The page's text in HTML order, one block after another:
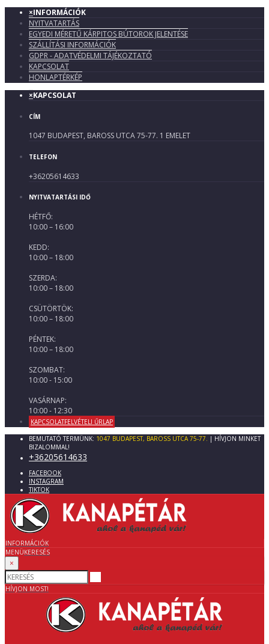
×INFORMÁCIÓK
NYITVATARTÁS
EGYEDI MÉRETŰ KÁRPITOS BÚTOROK JELENTÉSE
SZÁLLÍTÁSI INFORMÁCIÓK
GDPR - ADATVÉDELMI TÁJÉKOZTATÓ
KAPCSOLAT
HONLAPTÉRKÉP
×KAPCSOLAT
CÍM
1047 BUDAPEST, BAROSS UTCA 75-77. 1 EMELET
TELEFON
+36205614633
NYITVATARTÁSI IDŐ
HÉTFŐ:
10:00 – 16:00
KEDD:
10:00 – 18:00
SZERDA:
10:00 – 18:00
CSÜTÖRTÖK:
10:00 – 18:00
PÉNTEK:
10:00 – 18:00
SZOMBAT:
10:00 - 15:00
VASÁRNAP:
10:00 - 12:30
KAPCSOLATFELVÉTELI ŰRLAP
BEMUTATÓ TERMÜNK: 1047 BUDAPEST, BAROSS UTCA 75-77.
| HÍVJON MINKET
BIZALOMMAL!
+36205614633
FACEBOOK
INSTAGRAM
TIKTOK
INFORMÁCIÓK
MENÜKERESÉS
×
HÍVJON MOST!